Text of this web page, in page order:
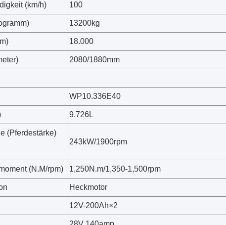
(km/h) 100
13200kg
18.000
2080/1880mm
WP10.336E40
9.726L
(Pferdestärke)
243kW/1900rpm
(N.M/rpm) 1,250N.m/1,350-1,500rpm
Heckmotor
12V-200Ah×2